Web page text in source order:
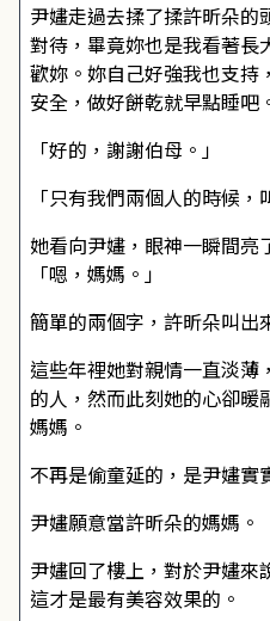
尹嫿走過去揉了揉許昕朵的
對待，畢竟妳也是我看著長
歡妳。妳自己好強我也支持
安全，做好餅乾就早點睡吧
「好的，謝謝伯母。」
「只有我們兩個人的時候，
她看向尹嫿，眼神一瞬間亮
「嗯，媽媽。」
簡單的兩個字，許昕朵叫出
這些年裡她對親情一直淡
的人，然而此刻她的心卻
媽媽。
不再是偷童延的，是尹嫿實
尹嫿願意當許昕朵的媽媽。
尹嫿回了樓上，對於尹嫿來
這才是最有美容效果的。